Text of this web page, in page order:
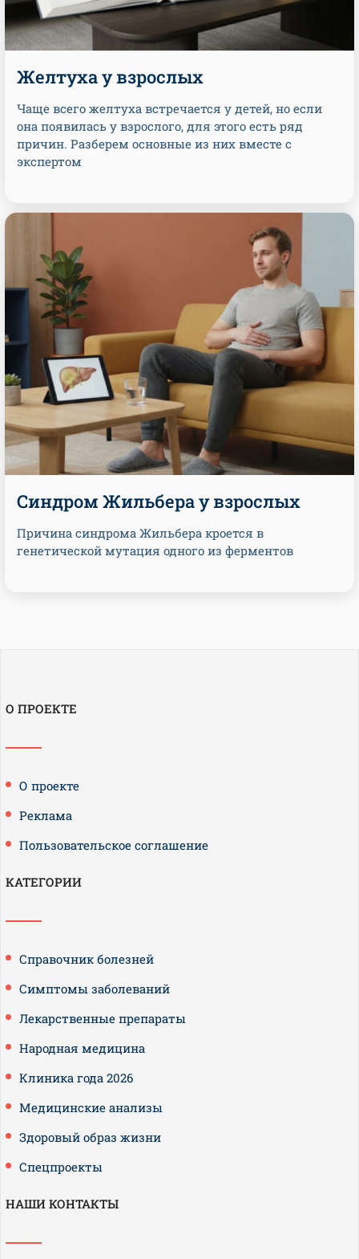
Желтуха у взрослых
Чаще всего желтуха встречается у детей, но если
она появилась у взрослого, для этого есть ряд
причин. Разберем основные из них вместе с
экспертом
Синдром Жильбера у взрослых
Причина синдрома Жильбера кроется в
генетической мутация одного из ферментов
О ПРОЕКТЕ
О проекте
Реклама
Пользовательское соглашение
КАТЕГОРИИ
Справочник болезней
Симптомы заболеваний
Лекарственные препараты
Народная медицина
Клиника года 2026
Медицинские анализы
Здоровый образ жизни
Спецпроекты
НАШИ КОНТАКТЫ